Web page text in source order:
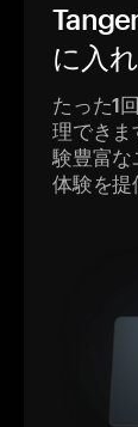
に入れ
たった1
理できま
験豊富な
体験を提